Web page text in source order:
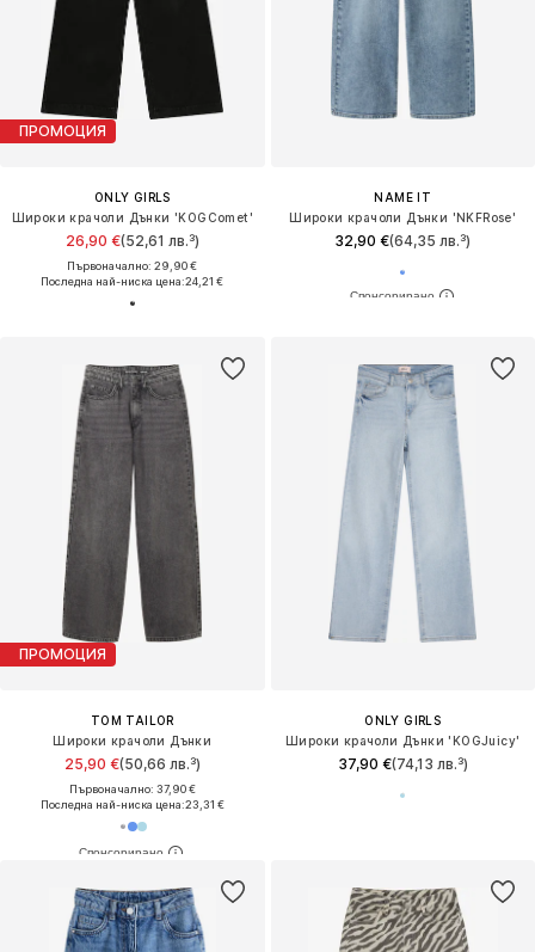
ПРОМОЦИЯ
ONLY GIRLS
Широки крачоли Дънки 'KOGComet'
26,90 €(52,61 лв.³)
Първоначално: 29,90 €
Последна най-ниска цена:24,21 €
NAME IT
Широки крачоли Дънки 'NKFRose'
32,90 €(64,35 лв.³)
ПРОМОЦИЯ
TOM TAILOR
Широки крачоли Дънки
25,90 €(50,66 лв.³)
Първоначално: 37,90 €
Последна най-ниска цена:23,31 €
ONLY GIRLS
Широки крачоли Дънки 'KOGJuicy'
37,90 €(74,13 лв.³)